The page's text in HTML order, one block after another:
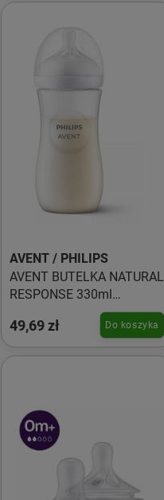
AVENT / PHILIPS
AVENT BUTELKA NATURAL
RESPONSE 330ml
49,69 zł Do koszyka